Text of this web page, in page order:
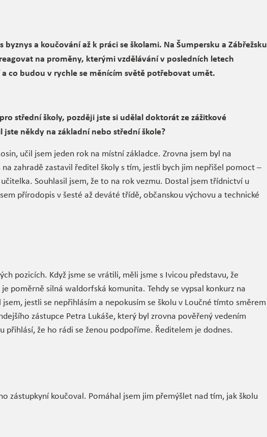
a koučování až k práci se školami. Na Šumpersku a Zábřežsku
na proměny, kterými vzdělávání v posledních letech
co budou v rychle se měnícím světě potřebovat umět.
střední školy, později jste si udělal doktorát ze zážitkové
někdy na základní nebo střední škole?
učil jsem jeden rok na místní základce. Zrovna jsem byl na
zahradě zastavil ředitel školy s tím, jestli bych jim nepřišel pomoct –
Souhlasil jsem, že to na rok vezmu. Dostal jsem třídnictví u
přírodopis v šesté až deváté třídě, občanskou výchovu a technické
pozicích. Když jsme se vrátili, měli jsme s Ivicou představu, že
poměrně silná waldorfská komunita. Tehdy se vypsal konkurz na
jestli se nepřihlásím a nepokusím se školu v Loučné tímto směrem
zástupce Petra Lukáše, který byl zrovna pověřený vedením
přihlásí, že ho rádi se ženou podpoříme. Ředitelem je dodnes.
zástupkyní koučoval. Pomáhal jsem jim přemýšlet nad tím, jak školu